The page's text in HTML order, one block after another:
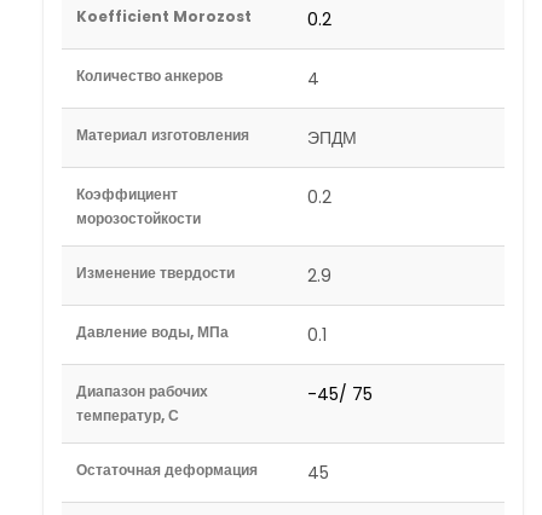
Koefficient Morozost 0.2
Количество анкеров 4
Материал изготовления ЭПДМ
Коэффициент
морозостойкости
0.2
Изменение твердости 2.9
Давление воды, МПа 0.1
Диапазон рабочих
температур, С
-45/ 75
Остаточная деформация 45